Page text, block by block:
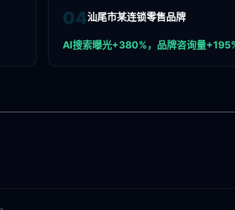
04汕尾市某连锁零售品牌
AI搜索曝光+380%，品牌咨询量